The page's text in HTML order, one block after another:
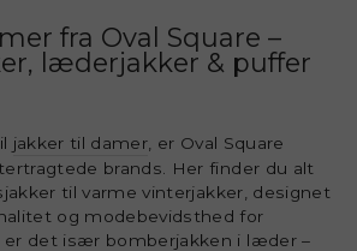
fra Oval Square –
læderjakker & puffer
jakker til damer , er Oval Square
brands. Her finder du alt
til varme vinterjakker, designet
og modebevidsthed for
det især bomberjakken i læder –